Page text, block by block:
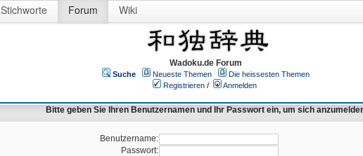
Stichworte Forum Wiki
Wadoku.de Forum
Suche Neueste Themen
Die heissesten Themen
Registrieren /
Anmelden
Bitte geben Sie Ihren Benutzernamen und Ihr Passwort ein, um sich
Benutzername:
Passwort: